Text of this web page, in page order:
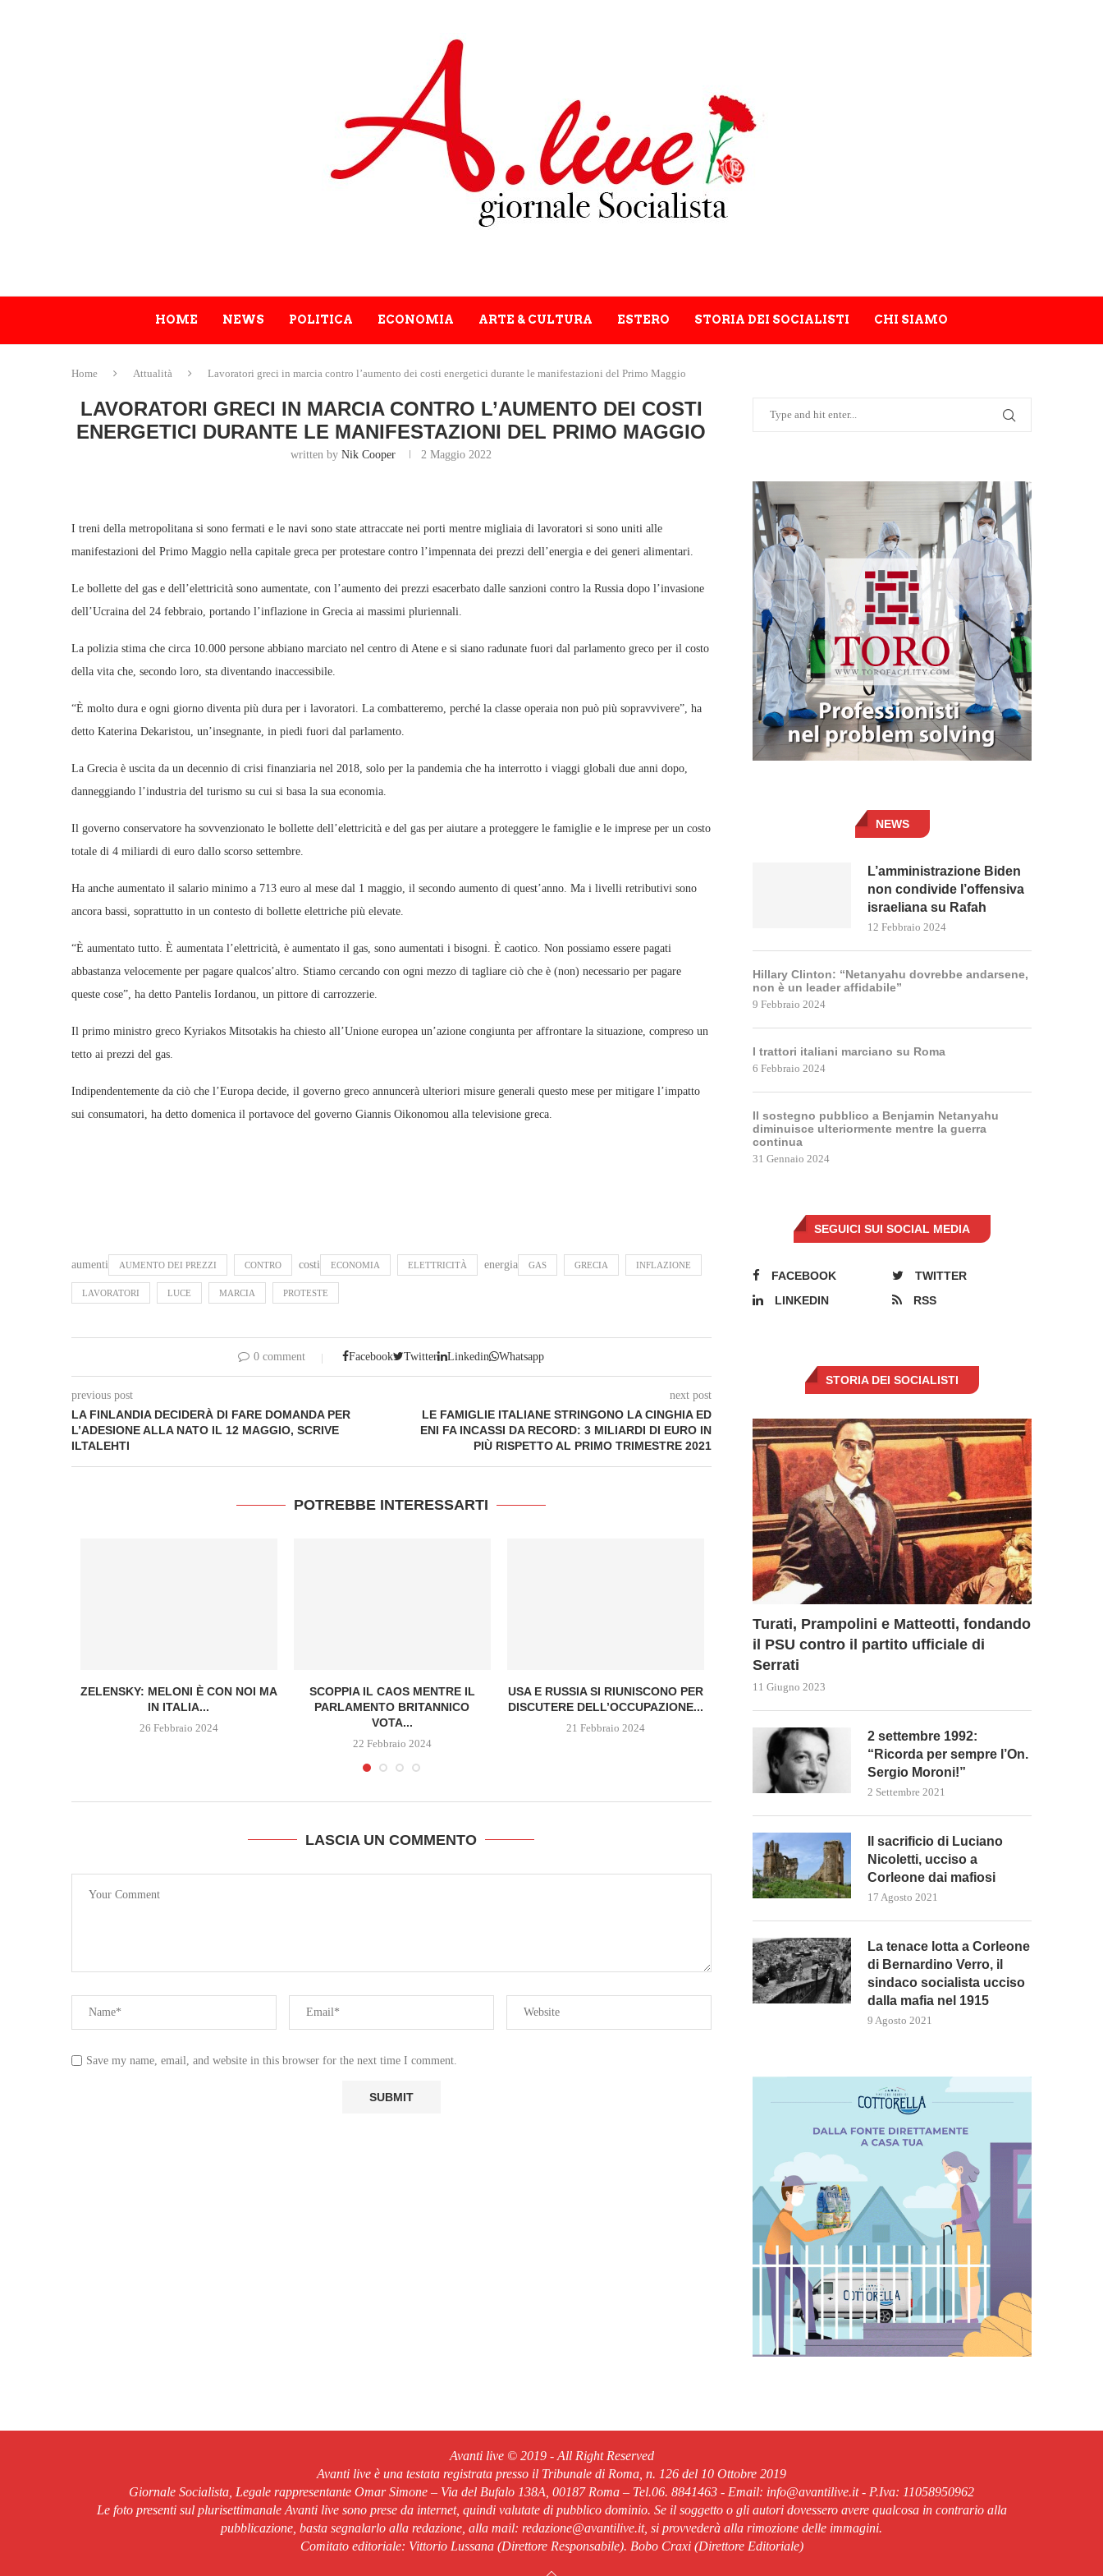
HOME NEWS POLITICA ECONOMIA ARTE & CULTURA ESTERO STORIA DEI SOCIALISTI CHI SIAMO
Home Attualità Lavoratori greci in marcia contro l’aumento dei costi energetici durante le manifestazioni del Primo Maggio
LAVORATORI GRECI IN MARCIA CONTRO L’AUMENTO DEI COSTI
ENERGETICI DURANTE LE MANIFESTAZIONI DEL PRIMO MAGGIO
written byNik Cooper 2 Maggio 2022
I treni della metropolitana si sono fermati e le navi sono state attraccate nei porti mentre migliaia di lavoratori si sono uniti alle
manifestazioni del Primo Maggio nella capitale greca per protestare contro l’impennata dei prezzi dell’energia e dei generi alimentari.
Le bollette del gas e dell’elettricità sono aumentate, con l’aumento dei prezzi esacerbato dalle sanzioni contro la Russia dopo l’invasione
dell’Ucraina del 24 febbraio, portando l’inflazione in Grecia ai massimi pluriennali.
La polizia stima che circa 10.000 persone abbiano marciato nel centro di Atene e si siano radunate fuori dal parlamento greco per il costo
della vita che, secondo loro, sta diventando inaccessibile.
“È molto dura e ogni giorno diventa più dura per i lavoratori. La combatteremo, perché la classe operaia non può più sopravvivere”, ha
detto Katerina Dekaristou, un’insegnante, in piedi fuori dal parlamento.
La Grecia è uscita da un decennio di crisi finanziaria nel 2018, solo per la pandemia che ha interrotto i viaggi globali due anni dopo,
danneggiando l’industria del turismo su cui si basa la sua economia.
Il governo conservatore ha sovvenzionato le bollette dell’elettricità e del gas per aiutare a proteggere le famiglie e le imprese per un costo
totale di 4 miliardi di euro dallo scorso settembre.
Ha anche aumentato il salario minimo a 713 euro al mese dal 1 maggio, il secondo aumento di quest’anno. Ma i livelli retributivi sono
ancora bassi, soprattutto in un contesto di bollette elettriche più elevate.
“È aumentato tutto. È aumentata l’elettricità, è aumentato il gas, sono aumentati i bisogni. È caotico. Non possiamo essere pagati
abbastanza velocemente per pagare qualcos’altro. Stiamo cercando con ogni mezzo di tagliare ciò che è (non) necessario per pagare
queste cose”, ha detto Pantelis Iordanou, un pittore di carrozzerie.
Il primo ministro greco Kyriakos Mitsotakis ha chiesto all’Unione europea un’azione congiunta per affrontare la situazione, compreso un
tetto ai prezzi del gas.
Indipendentemente da ciò che l’Europa decide, il governo greco annuncerà ulteriori misure generali questo mese per mitigare l’impatto
sui consumatori, ha detto domenica il portavoce del governo Giannis Oikonomou alla televisione greca.
aumenti AUMENTO DEI PREZZI CONTRO costi ECONOMIA ELETTRICITÀ energia GAS GRECIA INFLAZIONE
LAVORATORI LUCE MARCIA PROTESTE
0 comment Facebook Twitter Linkedin Whatsapp
previous post
LA FINLANDIA DECIDERÀ DI FARE DOMANDA PER
L’ADESIONE ALLA NATO IL 12 MAGGIO, SCRIVE
ILTALEHTI
next post
LE FAMIGLIE ITALIANE STRINGONO LA CINGHIA ED
ENI FA INCASSI DA RECORD: 3 MILIARDI DI EURO IN
PIÙ RISPETTO AL PRIMO TRIMESTRE 2021
POTREBBE INTERESSARTI
ZELENSKY: MELONI È CON NOI MA
IN ITALIA...
26 Febbraio 2024
SCOPPIA IL CAOS MENTRE IL
PARLAMENTO BRITANNICO
VOTA...
22 Febbraio 2024
USA E RUSSIA SI RIUNISCONO PER
DISCUTERE DELL’OCCUPAZIONE...
21 Febbraio 2024
L’UCRAINA CHIEDE NUOVE
20 Febbraio 2024
LASCIA UN COMMENTO
Save my name, email, and website in this browser for the next time I comment.
NEWS
L’amministrazione Biden
non condivide l’offensiva
israeliana su Rafah
12 Febbraio 2024
Hillary Clinton: “Netanyahu dovrebbe andarsene,
non è un leader affidabile”
9 Febbraio 2024
I trattori italiani marciano su Roma
6 Febbraio 2024
Il sostegno pubblico a Benjamin Netanyahu
diminuisce ulteriormente mentre la guerra
continua
31 Gennaio 2024
SEGUICI SUI SOCIAL MEDIA
FACEBOOK
TWITTER
LINKEDIN
RSS
STORIA DEI SOCIALISTI
Turati, Prampolini e Matteotti, fondando
il PSU contro il partito ufficiale di
Serrati
11 Giugno 2023
2 settembre 1992:
“Ricorda per sempre l’On.
Sergio Moroni!”
2 Settembre 2021
Il sacrificio di Luciano
Nicoletti, ucciso a
Corleone dai mafiosi
17 Agosto 2021
La tenace lotta a Corleone
di Bernardino Verro, il
sindaco socialista ucciso
dalla mafia nel 1915
9 Agosto 2021
Avanti live © 2019 - All Right Reserved
Avanti live è una testata registrata presso il Tribunale di Roma, n. 126 del 10 Ottobre 2019
Giornale Socialista, Legale rappresentante Omar Simone – Via del Bufalo 138A, 00187 Roma – Tel.06. 8841463 - Email: info@avantilive.it - P.Iva: 11058950962
Le foto presenti sul plurisettimanale Avanti live sono prese da internet, quindi valutate di pubblico dominio. Se il soggetto o gli autori dovessero avere qualcosa in contrario alla
pubblicazione, basta segnalarlo alla redazione, alla mail: redazione@avantilive.it, si provvederà alla rimozione delle immagini.
Comitato editoriale: Vittorio Lussana (Direttore Responsabile). Bobo Craxi (Direttore Editoriale)